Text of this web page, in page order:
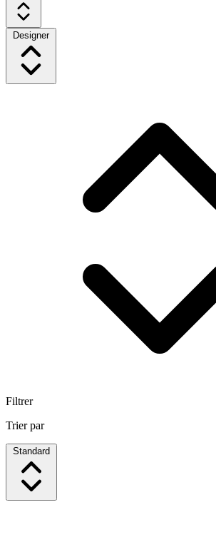
Designer
Filtrer
Trier par
Standard